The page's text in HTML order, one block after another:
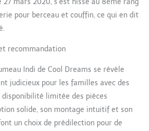
27 mars 2020, s’est hissé au 8ème rang
pour berceau et couffin, ce qui en dit
recommandation
Indi de Cool Dreams se révèle
judicieux pour les familles avec des
disponibilité limitée des pièces
solide, son montage intuitif et son
un choix de prédilection pour de